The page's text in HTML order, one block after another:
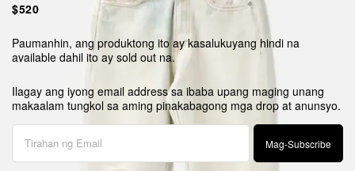
$520
Paumanhin, ang produktong ito ay kasalukuyang hindi na
available dahil ito ay sold out na.
Ilagay ang iyong email address sa ibaba upang maging unang
makaalam tungkol sa aming pinakabagong mga drop at anunsyo.
Mag-Subscribe